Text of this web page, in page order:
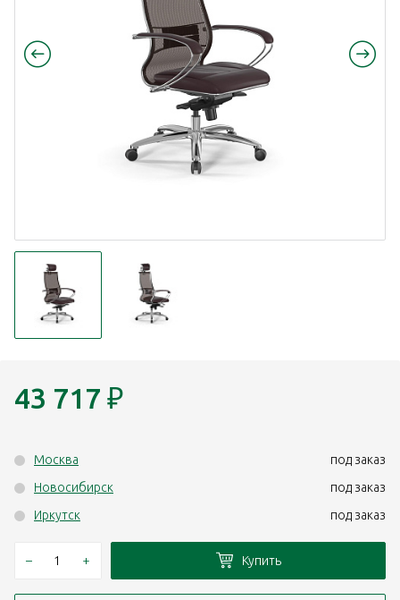
43 717 ₽
Москва
под заказ
Новосибирск
под заказ
Иркутск
под заказ
– + Купить